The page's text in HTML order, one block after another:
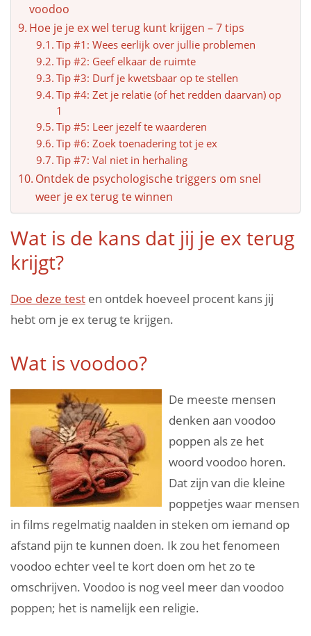
voodoo
Hoe je je ex wel terug kunt krijgen – 7 tips
Tip #1: Wees eerlijk over jullie problemen
Tip #2: Geef elkaar de ruimte
Tip #3: Durf je kwetsbaar op te stellen
Tip #4: Zet je relatie (of het redden daarvan) op
1
Tip #5: Leer jezelf te waarderen
Tip #6: Zoek toenadering tot je ex
Tip #7: Val niet in herhaling
Ontdek de psychologische triggers om snel
weer je ex terug te winnen
Wat is de kans dat jij je ex terug
krijgt?
Doe deze test en ontdek hoeveel procent kans jij
hebt om je ex terug te krijgen.
Wat is voodoo?
De meeste mensen
denken aan voodoo
poppen als ze het
woord voodoo horen.
Dat zijn van die kleine
poppetjes waar mensen
in films regelmatig naalden in steken om iemand op
afstand pijn te kunnen doen. Ik zou het fenomeen
voodoo echter veel te kort doen om het zo te
omschrijven. Voodoo is nog veel meer dan voodoo
poppen; het is namelijk een religie.